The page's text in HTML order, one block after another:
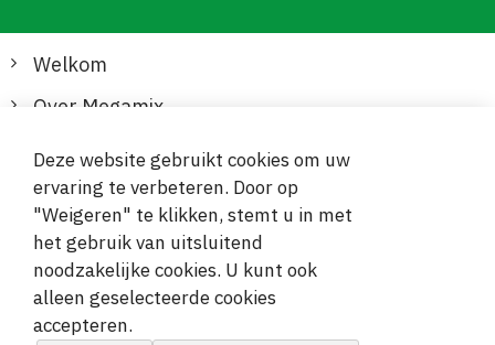
Welkom
Over Megamix
Informatie
Klantenservice
Veilige en gemakkelijke betalingen
Deze website gebruikt cookies om uw
ervaring te verbeteren. Door op
"Weigeren" te klikken, stemt u in met
het gebruik van uitsluitend
noodzakelijke cookies. U kunt ook
alleen geselecteerde cookies
accepteren.